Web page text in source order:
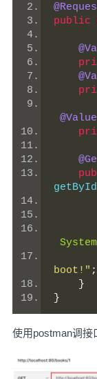
public
@Value
getById
System
boot!" ;
}
}
使用postman调接